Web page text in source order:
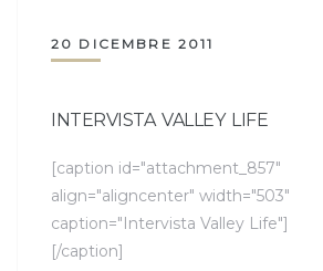
20 DICEMBRE 2011
INTERVISTA VALLEY LIFE
[caption id="attachment_857"
align="aligncenter" width="503"
caption="Intervista Valley Life"]
[/caption]